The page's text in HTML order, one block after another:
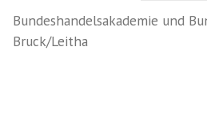
Bundeshandelsakademie und
Bruck/Leitha